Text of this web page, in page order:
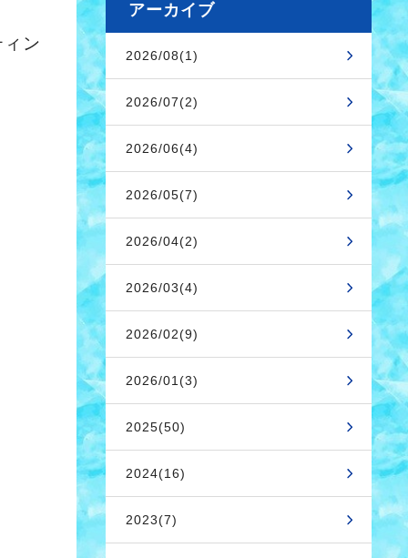
ン
アーカイブ
2026/08(1)
2026/07(2)
2026/06(4)
2026/05(7)
2026/04(2)
2026/03(4)
2026/02(9)
2026/01(3)
2025(50)
2024(16)
2023(7)